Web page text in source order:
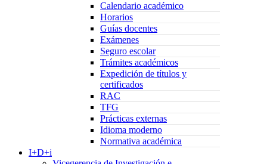
Calendario académico
Horarios
Guías docentes
Exámenes
Seguro escolar
Trámites académicos
Expedición de títulos y
certificados
RAC
TFG
Prácticas externas
Idioma moderno
Normativa académica
I+D+i